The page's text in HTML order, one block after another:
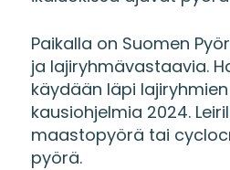
Paikalla on Suomen
ja lajiryhmävastaavia.
käydään läpi
kausiohjelmia 2024.
maastopyörä tai
pyörä.